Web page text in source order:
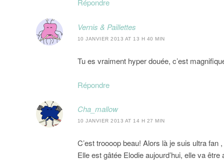
Répondre
Vernis & Paillettes
10 JANVIER 2013 AT 13 H 40 MIN
Tu es vraiment hyper douée, c’est
Répondre
Cha_mallow
10 JANVIER 2013 AT 14 H 27 MIN
C’est troooop beau! Alors là je suis ultra fan
Elle est gâtée Elodie aujourd’hui, elle va